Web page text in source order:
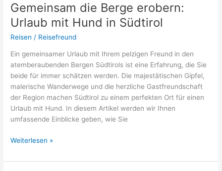
Reiseziel
Inspirationen
Gemeinsam die Berge erobern:
Urlaub mit Hund in Südtirol
Reisen / Reisefreund
Ein gemeinsamer Urlaub mit Ihrem pelzigen Freund in den
atemberaubenden Bergen Südtirols ist eine Erfahrung, die Sie
beide für immer schätzen werden. Die majestätischen Gipfel,
malerische Wanderwege und die herzliche Gastfreundschaft
der Region machen Südtirol zu einem perfekten Ort für einen
Urlaub mit Hund. In diesem Artikel werden wir Ihnen
umfassende Einblicke geben, wie Sie
Gemeinsam
Berge
Weiterlesen »